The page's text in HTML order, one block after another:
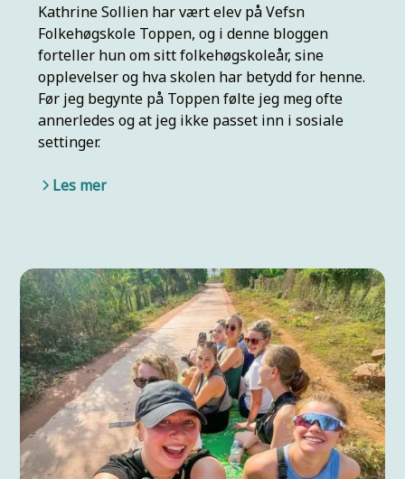
Kathrine Sollien har vært elev på Vefsn
Folkehøgskole Toppen, og i denne bloggen
forteller hun om sitt folkehøgskoleår, sine
opplevelser og hva skolen har betydd for henne.
Før jeg begynte på Toppen følte jeg meg ofte
annerledes og at jeg ikke passet inn i sosiale
settinger.
Les mer